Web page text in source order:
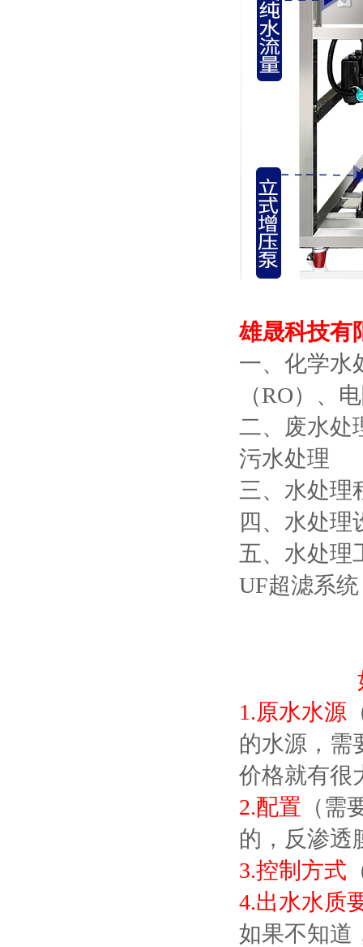
雄晟科技有
一、化学
（RO）、
二、废水
污水处理
三、水处理
四、水处理
五、水处理
UF超滤系
1.原水水源
的水源，需
价格就有很
2.配置 （
的，反渗透
3.控制方式
4.出水水质
如果不知道